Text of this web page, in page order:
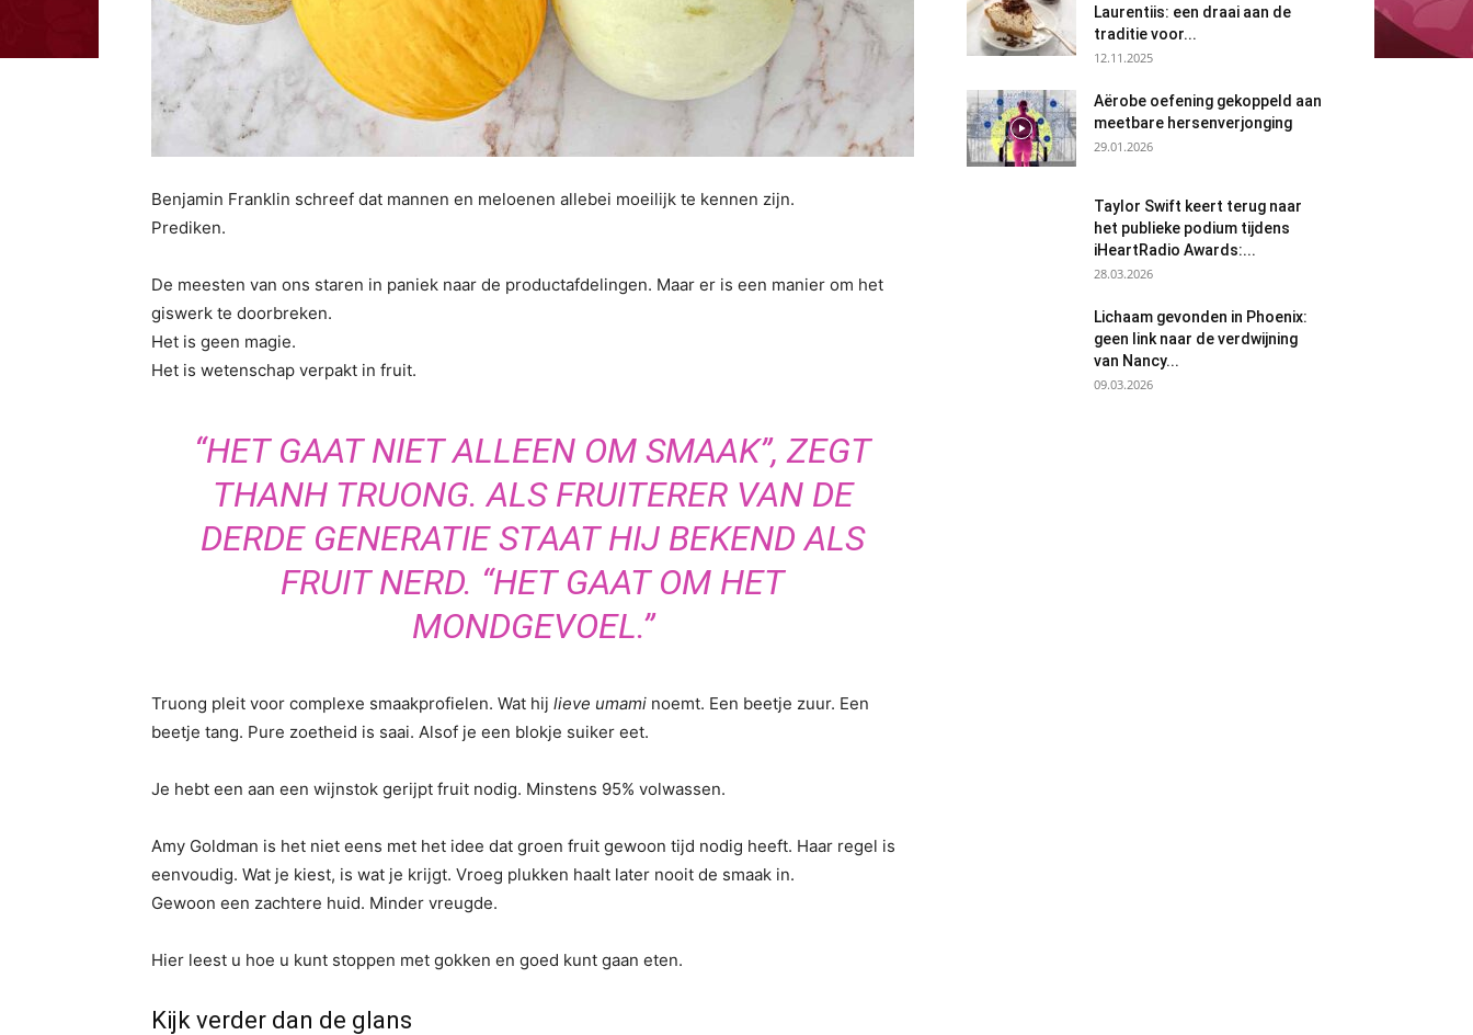
Benjamin Franklin schreef dat mannen en meloenen allebei moeilijk te kennen zijn.
Prediken.
De meesten van ons staren in paniek naar de productafdelingen. Maar er is een manier om het
giswerk te doorbreken.
Het is geen magie.
Het is wetenschap verpakt in fruit.
“HET GAAT NIET ALLEEN OM SMAAK”, ZEGT
THANH TRUONG. ALS FRUITERER VAN DE
DERDE GENERATIE STAAT HIJ BEKEND ALS
FRUIT NERD. “HET GAAT OM HET
MONDGEVOEL.”
Truong pleit voor complexe smaakprofielen. Wat hij lieve umami noemt. Een beetje zuur. Een
beetje tang. Pure zoetheid is saai. Alsof je een blokje suiker eet.
Je hebt een aan een wijnstok gerijpt fruit nodig. Minstens 95% volwassen.
Amy Goldman is het niet eens met het idee dat groen fruit gewoon tijd nodig heeft. Haar regel is
eenvoudig. Wat je kiest, is wat je krijgt. Vroeg plukken haalt later nooit de smaak in.
Gewoon een zachtere huid. Minder vreugde.
Hier leest u hoe u kunt stoppen met gokken en goed kunt gaan eten.
Kijk verder dan de glans
Laurentiis: een draai aan de
traditie voor...
12.11.2025
Aërobe oefening gekoppeld aan
meetbare hersenverjonging
29.01.2026
Taylor Swift keert terug naar
het publieke podium tijdens
iHeartRadio Awards:...
28.03.2026
Lichaam gevonden in Phoenix:
geen link naar de verdwijning
van Nancy...
09.03.2026